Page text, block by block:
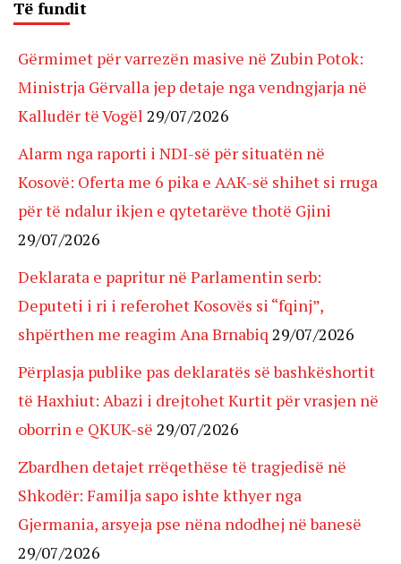
Të fundit
Gërmimet për varrezën masive në Zubin Potok:
Ministrja Gërvalla jep detaje nga vendngjarja në
Kalludër të Vogël 29/07/2026
Alarm nga raporti i NDI-së për situatën në
Kosovë: Oferta me 6 pika e AAK-së shihet si rruga
për të ndalur ikjen e qytetarëve thotë Gjini
29/07/2026
Deklarata e papritur në Parlamentin serb:
Deputeti i ri i referohet Kosovës si “fqinj”,
shpërthen me reagim Ana Brnabiq 29/07/2026
Përplasja publike pas deklaratës së bashkëshortit
të Haxhiut: Abazi i drejtohet Kurtit për vrasjen në
oborrin e QKUK-së 29/07/2026
Zbardhen detajet rrëqethëse të tragjedisë në
Shkodër: Familja sapo ishte kthyer nga
Gjermania, arsyeja pse nëna ndodhej në banesë
29/07/2026